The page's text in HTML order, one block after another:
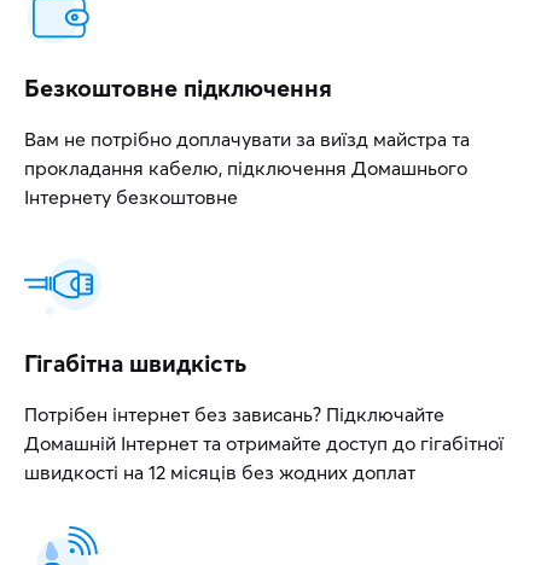
Безкоштовне підключення
Вам не потрібно доплачувати за виїзд майстра та
прокладання кабелю, підключення Домашнього
Інтернету безкоштовне
Гігабітна швидкість
Потрібен інтернет без зависань? Підключайте
Домашній Інтернет та отримайте доступ до гігабітної
швидкості на 12 місяців без жодних доплат